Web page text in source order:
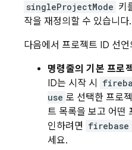
singleProjectMode 키
작을 재정의할 수 있습니다.
다음에서 프로젝트 ID 선
명령줄의 기본 프로
ID는 시작 시
use 로 선택한 프로
트 목록을 보고 어떤
인하려면
세요.